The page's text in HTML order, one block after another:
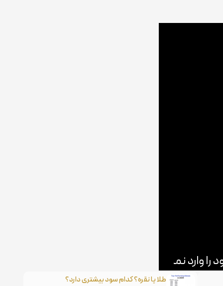
طلا یا نقره؟ کدام سود بیشتری دارد؟